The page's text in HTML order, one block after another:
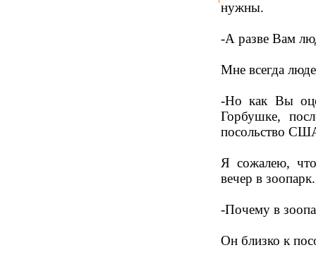
нужны.
-А разве Вам
Мне всегда
-Но как Вы
Горбушке,
посольство
Я сожалею,
вечер в зоопарк.
-Почему в
Он близко к